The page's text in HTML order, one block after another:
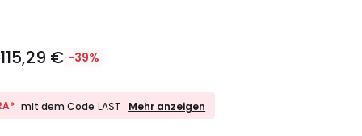
115,29 € -39%
mit dem Code LAST
10%
Mehr anzeigen